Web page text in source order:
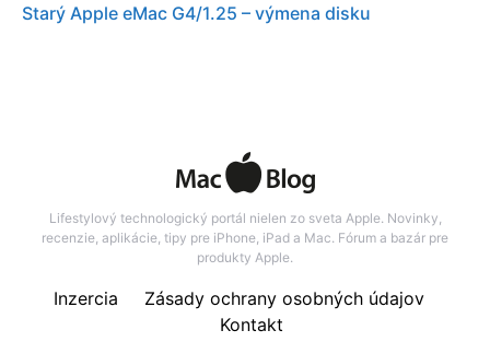
Starý Apple eMac G4/1.25 – výmena disku
Lifestylový technologický portál nielen zo sveta Apple. Novinky,
recenzie, aplikácie, tipy pre iPhone, iPad a Mac. Fórum a bazár pre
produkty Apple.
Inzercia
Zásady ochrany osobných údajov
Kontakt